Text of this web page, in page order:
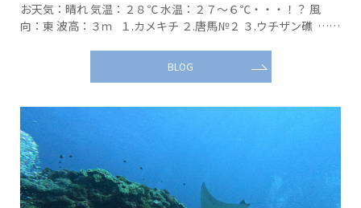
お天気：晴れ 気温：２８℃ 水温：２７～６℃・・・！？ 風
向：東 波高：３ｍ １.カメキチ ２.唐馬№２ ３.ウチザン礁 ……
BLOG